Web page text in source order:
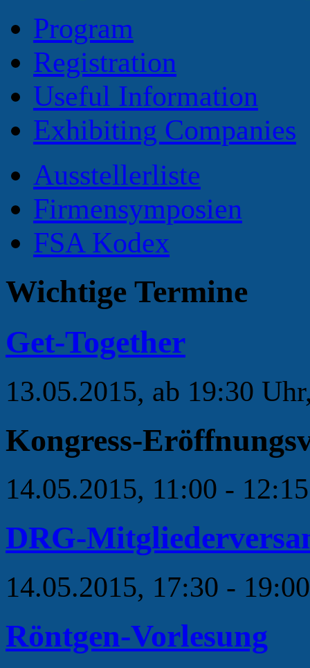
Program
Registration
Useful Information
Exhibiting Companies
Ausstellerliste
Firmensymposien
FSA Kodex
Wichtige Termine
Get-Together
13.05.2015, ab 19:30
Kongress-
14.05.2015, 11:00 -
DRG-
14.05.2015, 17:30 -
Röntgen-Vorlesung